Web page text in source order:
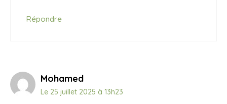
Répondre
Mohamed
Le 25 juillet 2025 à 13h23